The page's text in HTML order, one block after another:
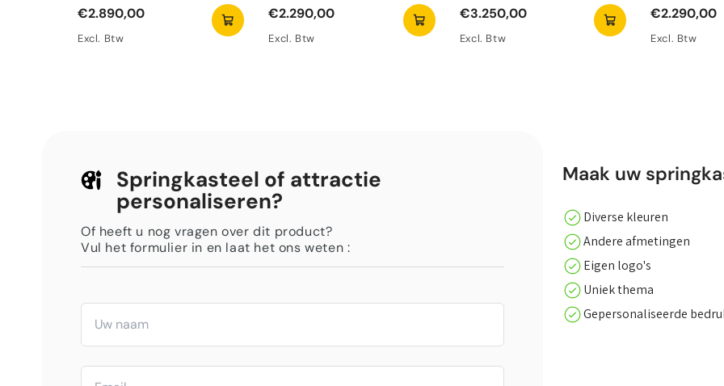
Springkasteel
€2.890,00
Excl. Btw
Springkasteel
€2.290,00
Excl. Btw
Up
€3.250,00
Excl. Btw
€2.290,00
Excl. Btw
Springkasteel of attractie
personaliseren?
Of heeft u nog vragen over dit product?
Vul het formulier in en laat het ons weten :
Maak uw
Diverse kleuren
Andere afmetingen
Eigen logo's
Uniek thema
Gepersonaliseerde